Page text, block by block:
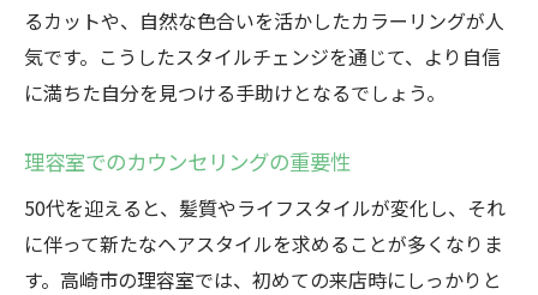
るカットや、自然な色合いを活かしたカラーリングが人
気です。こうしたスタイルチェンジを通じて、より自信
に満ちた自分を見つける手助けとなるでしょう。
理容室でのカウンセリングの重要性
50代を迎えると、髪質やライフスタイルが変化し、それ
に伴って新たなヘアスタイルを求めることが多くなりま
す。高崎市の理容室では、初めての来店時にしっかりと